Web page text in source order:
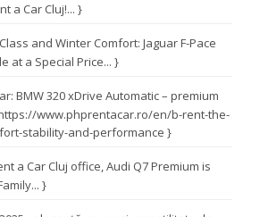
a Car Cluj!... }
and Winter Comfort: Jaguar F-Pace
at a Special Price... }
BMW 320 xDrive Automatic – premium
www.phprentacar.ro/en/b-rent-the-
stability-and-performance }
a Car Cluj office, Audi Q7 Premium is
}